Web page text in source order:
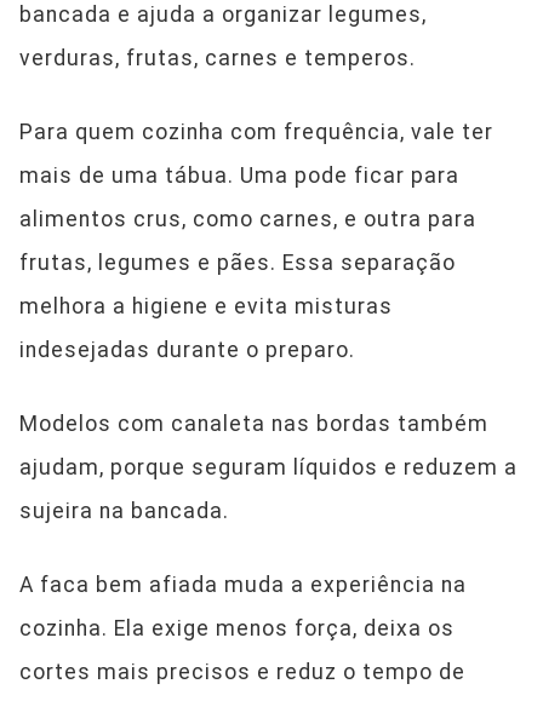
bancada e ajuda a organizar legumes,
verduras, frutas, carnes e temperos.
Para quem cozinha com frequência, vale ter
mais de uma tábua. Uma pode ficar para
alimentos crus, como carnes, e outra para
frutas, legumes e pães. Essa separação
melhora a higiene e evita misturas
indesejadas durante o preparo.
Modelos com canaleta nas bordas também
ajudam, porque seguram líquidos e reduzem a
sujeira na bancada.
A faca bem afiada muda a experiência na
cozinha. Ela exige menos força, deixa os
cortes mais precisos e reduz o tempo de